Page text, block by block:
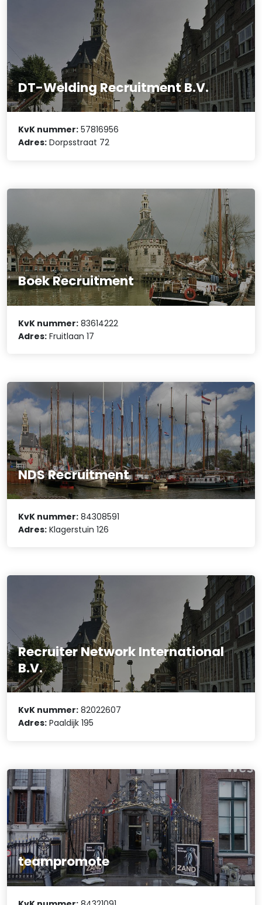
DT-Welding Recruitment B.V.
KvK nummer: 57816956
Adres: Dorpsstraat 72
Boek Recruitment
KvK nummer: 83614222
Adres: Fruitlaan 17
NDS Recruitment
KvK nummer: 84308591
Adres: Klagerstuin 126
Recruiter Network International
B.V.
KvK nummer: 82022607
Adres: Paaldijk 195
teampromote